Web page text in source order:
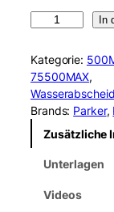
c
o
r
7
5
In
Kategorie:
75500MAX
Brands: Parker,
Zusätzliche
Unterlagen
Videos